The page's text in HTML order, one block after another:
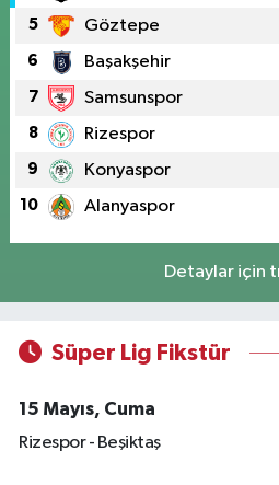
5 Göztepe
6 Başakşehir
7 Samsunspor
8 Rizespor
9 Konyaspor
10 Alanyaspor
Detaylar için
Süper Lig Fikstür
15 Mayıs, Cuma
Rizespor - Beşiktaş